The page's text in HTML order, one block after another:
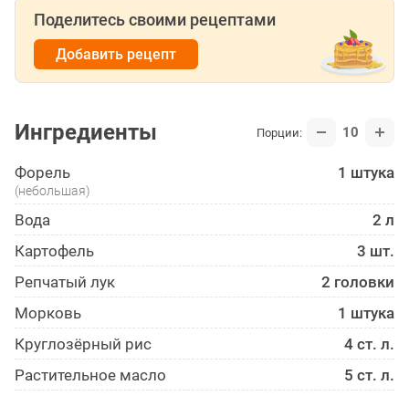
Поделитесь своими рецептами
Добавить рецепт
Ингредиенты Порции: 10
Форель 1 штука
(небольшая)
Вода
2 л
Картофель
3 шт.
Репчатый лук
2 головки
Морковь
1 штука
Круглозёрный рис
4 ст. л.
Растительное масло
5 ст. л.